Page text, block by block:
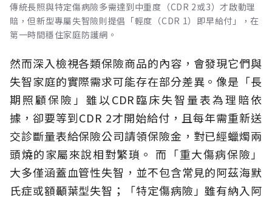
傳統長照與特定傷病險多需達到中重度（CDR 2或3）才啟動理
賠，但新型專屬失智險則提倡「輕度（CDR 1）即早給付」，在
第一時間穩住家庭防護網。
然而深入檢視各類保險商品的內容，會發現它們與
失智家庭的實際需求可能存在部分差異。像是「長
期照顧保險」雖以CDR臨床失智量表為理賠依
據，卻要等到CDR 2才開始給付，且每年需重新送
交診斷量表給保險公司請領保險金，對已經蠟燭兩
頭燒的家屬來說相對繁瑣。 而「重大傷病保險」
大多僅涵蓋血管性失智，並不包含常見的阿茲海默
氏症或額顳葉型失智；「特定傷病險」雖有納入阿